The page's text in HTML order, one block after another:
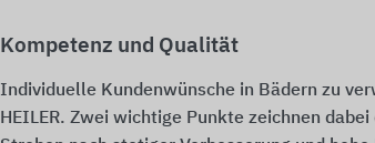
Kompetenz und Qualität
Individuelle Kundenwünsche in Bädern zu
HEILER. Zwei wichtige Punkte zeichnen